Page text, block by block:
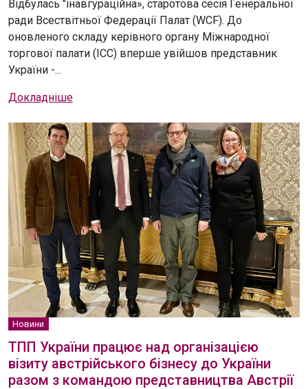
Відбулась "інавгураційна», старотова сесія Генеральної
ради Всествітньої Федерації Палат (WCF). До
оновленого складу керівного органу Міжнародної
торгової палати (ICC) вперше увійшов представник
України -...
Докладніше
Новини
ТПП України працює над організацією
візиту австрійського бізнесу до України
разом з командою представництва Австрії